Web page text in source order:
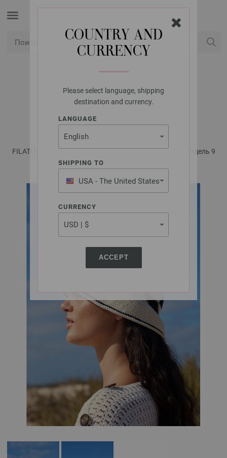
COUNTRY AND
CURRENCY
Please select language, shipping
destination and currency.
LANGUAGE
SHIPPING TO
USA - The United States
of America
CURRENCY
ACCEPT
LANA GROSSA
ШЛЯПА COTONE
FILATI Häkeln No. 6 - инструкции на русском языке | Модель 9